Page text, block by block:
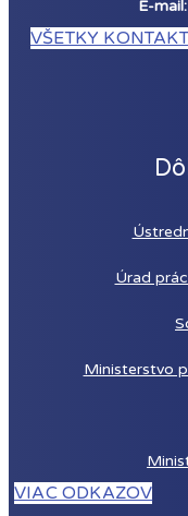
E-
VŠETKY
Úrad
Ministerstvo
VIAC ODKAZOV